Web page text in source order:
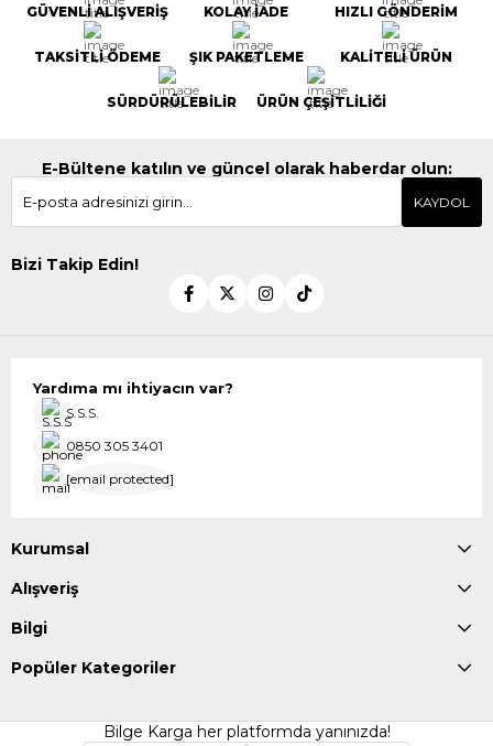
GÜVENLİ ALIŞVERİŞ KOLAY İADE HIZLI GÖNDERİM
TAKSİTLİ ÖDEME ŞIK PAKETLEME KALİTELİ ÜRÜN
SÜRDÜRÜLEBİLİR ÜRÜN ÇEŞİTLİLİĞİ
E-Bültene katılın ve güncel olarak haberdar olun:
KAYDOL
Bizi Takip Edin!
Yardıma mı ihtiyacın var?
S.S.S.
0850 305 3401
[email protected]
Kurumsal
Alışveriş
Bilgi
Popüler Kategoriler
Bilge Karga her platformda yanınızda!